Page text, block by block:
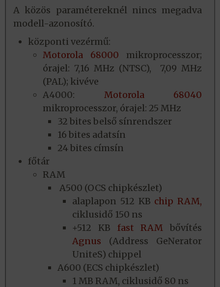
A közös paramétereknél nincs megadva
modell-azonosító.
központi vezérmű:
Motorola 68000 mikroprocesszor;
órajel: 7,16 MHz (NTSC), 7,09 MHz
(PAL); kivéve
A4000: Motorola 68040
mikroprocesszor, órajel: 25 MHz
32 bites belső sínrendszer
16 bites adatsín
24 bites címsín
főtár
RAM
A500 (OCS chipkészlet)
alaplapon 512 KB chip RAM,
ciklusidő 150 ns
+512 KB fast RAM bővítés
Agnus (Address GeNerator
UniteS) chippel
A600 (ECS chipkészlet)
1 MB RAM, ciklusidő 80 ns